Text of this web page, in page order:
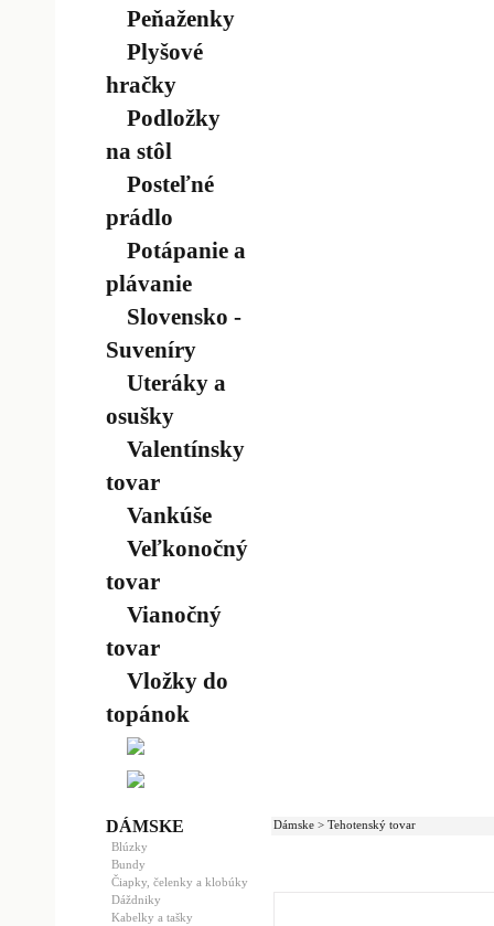
Peňaženky
Plyšové
hračky
Podložky
na stôl
Posteľné
prádlo
Potápanie a
plávanie
Slovensko -
Suveníry
Uteráky a
osušky
Valentínsky
tovar
Vankúše
Veľkonočný
tovar
Vianočný
tovar
Vložky do
topánok
DÁMSKE
Blúzky
Bundy
Čiapky, čelenky a klobúky
Dáždniky
Kabelky a tašky
Dámske > Tehotenský tovar